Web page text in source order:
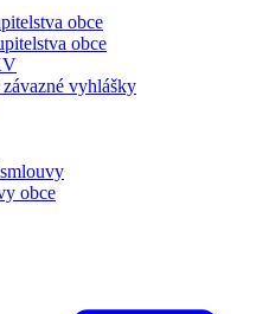
obce
obce
vyhlášky
obce